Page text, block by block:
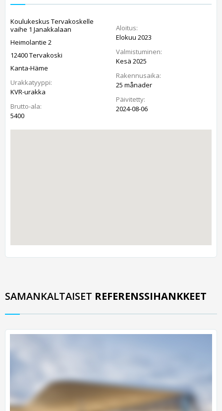
Koulukeskus Tervakoskelle
vaihe 1 Janakkalaan
Heimolantie 2
12400 Tervakoski
Kanta-Häme
Urakkatyyppi:
KVR-urakka
Brutto-ala:
5400
Aloitus:
Elokuu 2023
Valmistuminen:
Kesä 2025
Rakennusaika:
25 månader
Päivitetty:
2024-08-06
SAMANKALTAISET REFERENSSIHANKKEET